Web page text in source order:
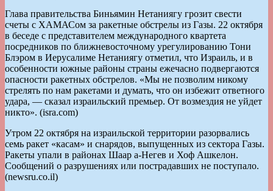
Глава правительства Биньямин Нетаниягу грозит свести
счеты с ХАМАСом за ракетные обстрелы из Газы. 22 октября
в беседе с представителем международного квартета
посредников по ближневосточному урегулированию Тони
Блэром в Иерусалиме Нетаниягу отметил, что Израиль, и в
особенности южные районы страны ежечасно подвергаются
опасности ракетных обстрелов. «Мы не позволим никому
стрелять по нам ракетами и думать, что он избежит ответного
удара, — сказал израильский премьер. От возмездия не уйдет
никто». (isra.com)
Утром 22 октября на израильской территории разорвались
семь ракет «касам» и снарядов, выпущенных из сектора Газы.
Ракеты упали в районах Шаар а-Негев и Хоф Ашкелон.
Сообщений о разрушениях или пострадавших не поступало.
(newsru.co.il)